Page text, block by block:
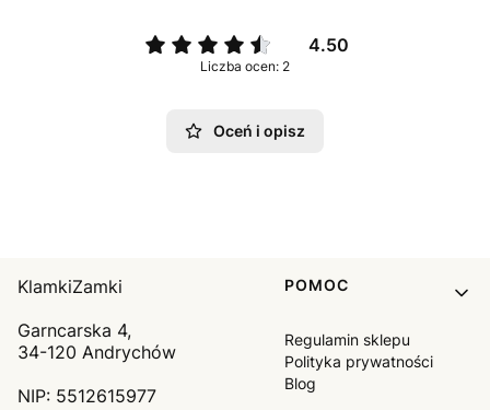
4.50
Liczba ocen: 2
Oceń i opisz
KlamkiZamki
Garncarska 4,
34-120 Andrychów
NIP: 5512615977
Linki w stopce
POMOC
Regulamin sklepu
Polityka prywatności
Blog